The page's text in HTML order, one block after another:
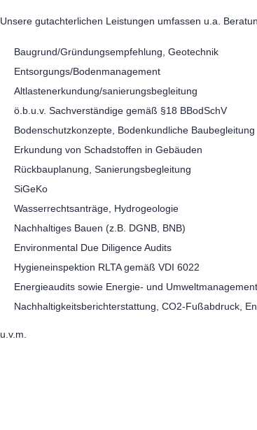
Unsere gutachterlichen Leistungen umfassen u.a.
Baugrund/Gründungsempfehlung, Geotechnik
Entsorgungs/Bodenmanagement
Altlastenerkundung/sanierungsbegleitung
ö.b.u.v. Sachverständige gemäß §18 BBodSchV
Bodenschutzkonzepte, Bodenkundliche Baubegleitung
Erkundung von Schadstoffen in Gebäuden
Rückbauplanung, Sanierungsbegleitung
SiGeKo
Wasserrechtsanträge, Hydrogeologie
Nachhaltiges Bauen (z.B. DGNB, BNB)
Environmental Due Diligence Audits
Hygieneinspektion RLTA gemäß VDI 6022
Energieaudits sowie Energie- und
Nachhaltigkeitsberichterstattung, CO2-Fußabdruck,
u.v.m.